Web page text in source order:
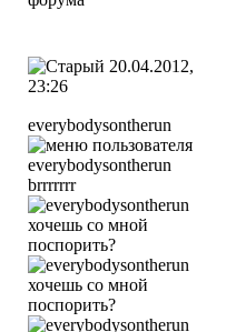
20.04.2012,
23:26
everybodysontherun
brrrrrrr